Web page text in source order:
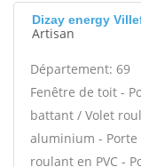
Dizay energy
Artisan
Département: 69
Fenêtre de toit -
battant / Volet
aluminium - Porte
roulant en PVC -